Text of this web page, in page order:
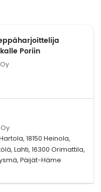
Poriin
18150 Heinola,
Lahti, 16300 Orimattila,
Päijät-Häme